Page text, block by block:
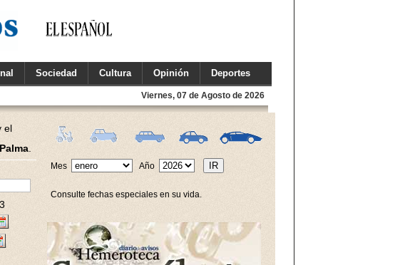
Sociedad Cultura Opinión Deportes
Viernes, 07 de Agosto de 2026
el
Mes Año
Consulte fechas especiales en su vida.